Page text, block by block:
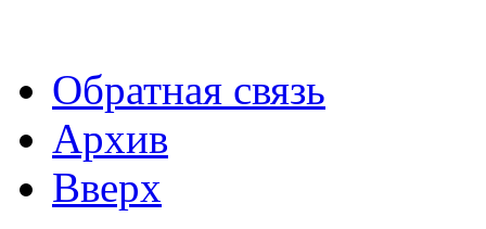
Обратная связь
Архив
Вверх